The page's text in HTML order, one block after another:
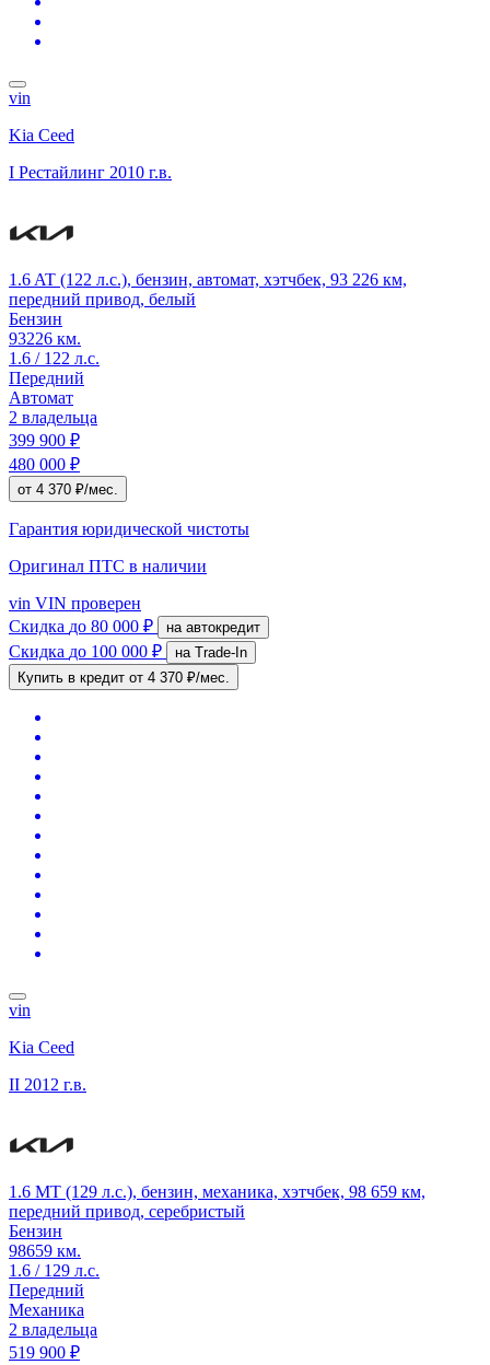
vin
Kia Ceed
I Рестайлинг 2010 г.в.
1.6 AT (122 л.с.), бензин, автомат, хэтчбек, 93 226 км,
передний привод, белый
Бензин
93226 км.
1.6 / 122 л.с.
Передний
Автомат
2 владельца
399 900 ₽
480 000 ₽
от 4 370 ₽/мес.
Гарантия юридической чистоты
Оригинал ПТС в наличии
vin VIN проверен
Скидка до 80 000 ₽ на автокредит
Скидка до 100 000 ₽
на Trade-In
Купить в кредит от 4 370 ₽/мес.
vin
Kia Ceed
II 2012 г.в.
1.6 MT (129 л.с.), бензин, механика, хэтчбек, 98 659 км,
передний привод, серебристый
Бензин
98659 км.
1.6 / 129 л.с.
Передний
Механика
2 владельца
519 900 ₽